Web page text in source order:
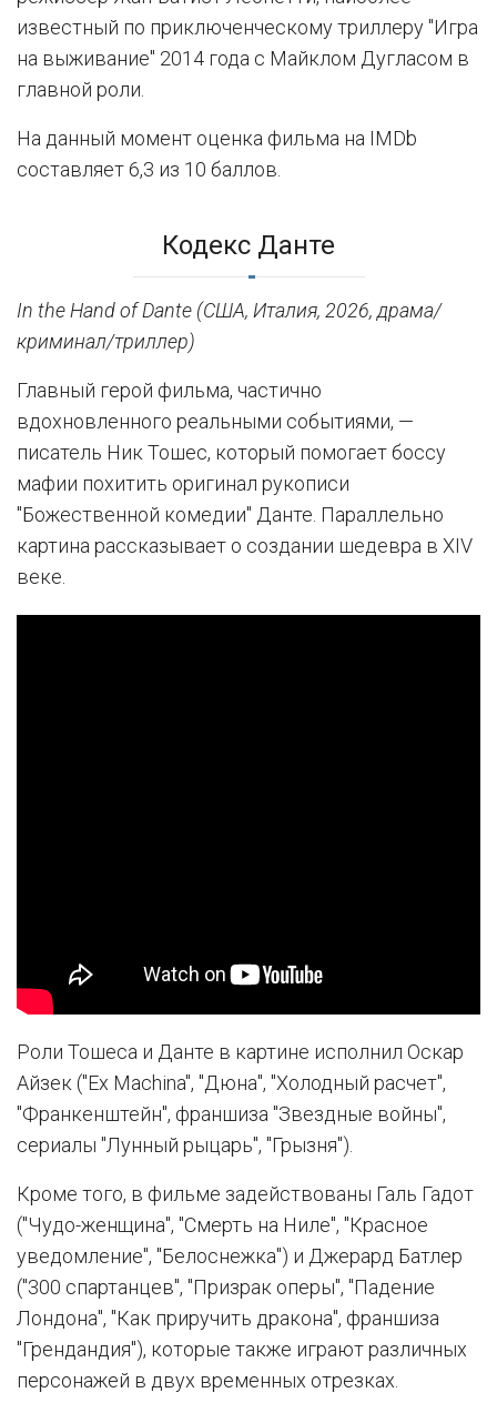
известный по приключенческому триллеру "Игра
на выживание" 2014 года с Майклом Дугласом в
главной роли.
На данный момент оценка фильма на IMDb
составляет 6,3 из 10 баллов.
Кодекс Данте
In the Hand of Dante (США, Италия, 2026, драма/
криминал/триллер)
Главный герой фильма, частично
вдохновленного реальными событиями, —
писатель Ник Тошес, который помогает боссу
мафии похитить оригинал рукописи
"Божественной комедии" Данте. Параллельно
картина рассказывает о создании шедевра в XIV
веке.
Роли Тошеса и Данте в картине исполнил Оскар
Айзек ("Ex Machina", "Дюна", "Холодный расчет",
"Франкенштейн", франшиза "Звездные войны",
сериалы "Лунный рыцарь", "Грызня").
Кроме того, в фильме задействованы Галь Гадот
("Чудо-женщина", "Смерть на Ниле", "Красное
уведомление", "Белоснежка") и Джерард Батлер
("300 спартанцев", "Призрак оперы", "Падение
Лондона", "Как приручить дракона", франшиза
"Грендандия"), которые также играют различных
персонажей в двух временных отрезках.